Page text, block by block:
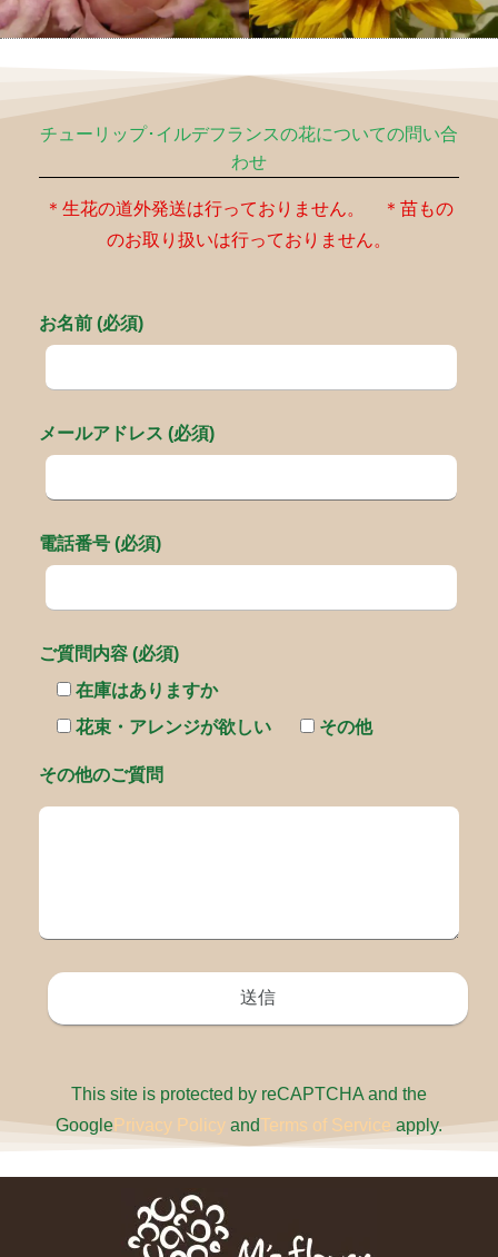
チューリップ･イルデフランスの花についての問い合
わせ
＊生花の道外発送は行っておりません。 ＊苗もの
のお取り扱いは行っておりません。
お名前 (必須)
メールアドレス (必須)
電話番号 (必須)
ご質問内容 (必須)
在庫はありますか
花束・アレンジが欲しい
その他
その他のご質問
This site is protected by reCAPTCHA and the
GooglePrivacy Policy andTerms of Service apply.